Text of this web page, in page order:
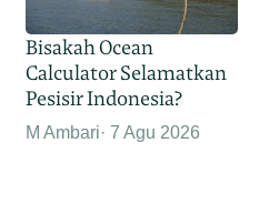
Bisakah Ocean
Calculator Selamatkan
Pesisir Indonesia?
M Ambari 7 Agu 2026